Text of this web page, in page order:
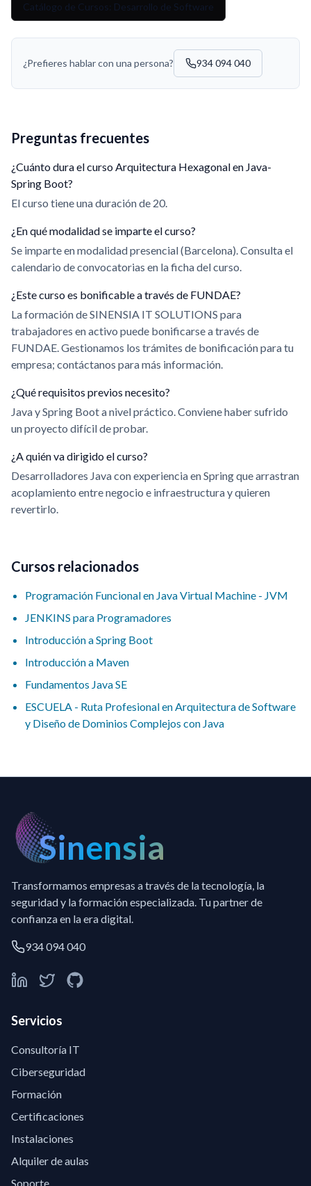
Catálogo de Cursos: Desarrollo de Software
¿Prefieres hablar con una persona? 934 094 040
Preguntas frecuentes
¿Cuánto dura el curso Arquitectura Hexagonal en Java-
Spring Boot?
El curso tiene una duración de 20.
¿En qué modalidad se imparte el curso?
Se imparte en modalidad presencial (Barcelona). Consulta el
calendario de convocatorias en la ficha del curso.
¿Este curso es bonificable a través de FUNDAE?
La formación de SINENSIA IT SOLUTIONS para
trabajadores en activo puede bonificarse a través de
FUNDAE. Gestionamos los trámites de bonificación para tu
empresa; contáctanos para más información.
¿Qué requisitos previos necesito?
Java y Spring Boot a nivel práctico. Conviene haber sufrido
un proyecto difícil de probar.
¿A quién va dirigido el curso?
Desarrolladores Java con experiencia en Spring que arrastran
acoplamiento entre negocio e infraestructura y quieren
revertirlo.
Cursos relacionados
Programación Funcional en Java Virtual Machine - JVM
JENKINS para Programadores
Introducción a Spring Boot
Introducción a Maven
Fundamentos Java SE
ESCUELA - Ruta Profesional en Arquitectura de Software
y Diseño de Dominios Complejos con Java
Sinensia
Transformamos empresas a través de la tecnología, la
seguridad y la formación especializada. Tu partner de
confianza en la era digital.
934 094 040
Servicios
Consultoría IT
Ciberseguridad
Formación
Certificaciones
Instalaciones
Alquiler de aulas
Soporte